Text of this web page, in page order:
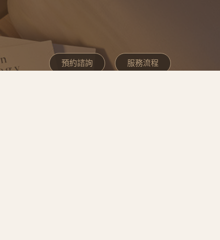
預約諮詢 服務流程